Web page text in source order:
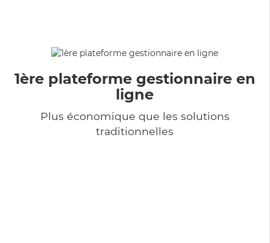
1ère plateforme gestionnaire en
ligne
Plus économique que les solutions
traditionnelles